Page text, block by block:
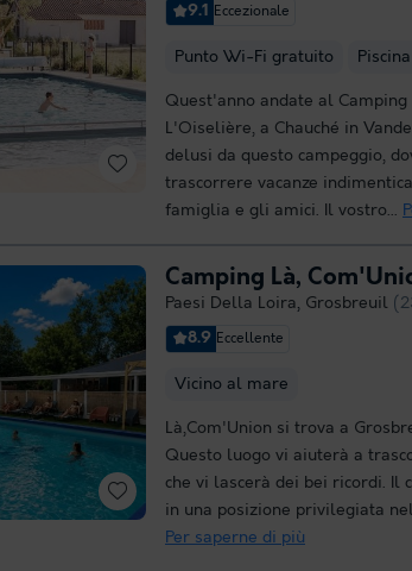
9.1 Eccezionale
Punto Wi-Fi gratuito
Quest'anno andate al Camping
L'Oiselière, a Chauché in
delusi da questo campeggio,
trascorrere vacanze
famiglia e gli amici. Il vostro...
Camping Là,
Paesi Della Loira, Grosbreuil
8.9 Eccellente
Vicino al mare
Là,Com'Union si trova a
Questo luogo vi aiuterà a
che vi lascerà dei bei ricordi. Il
in una posizione privilegiata
Per saperne di più